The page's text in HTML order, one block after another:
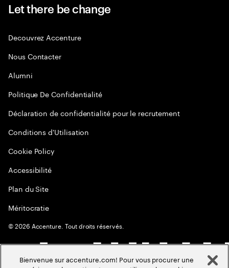
Let there be change
Decouvrez Accenture
Nous Contacter
Alumni
Politique De Confidentialité
Déclaration de confidentialité pour le recrutement
Conditions d'Utilisation
Cookie Policy
Accessibilité
Plan du Site
Méritocratie
©2026 Accenture. Tout droits réservés.
Bienvenue sur accenture.com! Pour vous procurer une